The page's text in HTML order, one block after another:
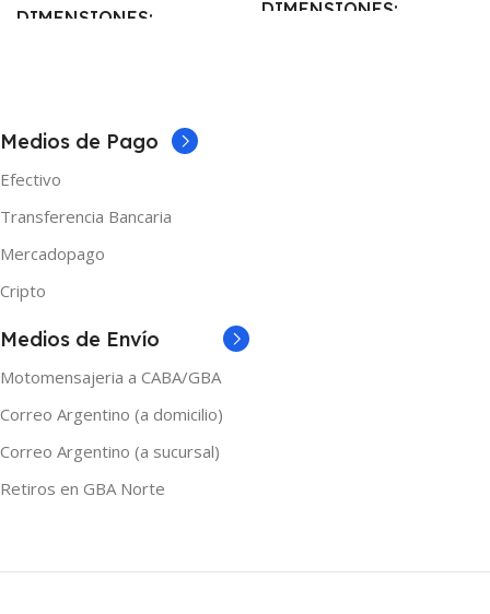
DIMENSIONES
NICOTINA 3mg
TAMAÑO
DIMENSIONES
Medios de Pago
Efectivo
Transferencia Bancaria
Mercadopago
Cripto
Medios de Envío
Motomensajeria a CABA/GBA
Correo Argentino (a domicilio)
Correo Argentino (a sucursal)
Retiros en GBA Norte